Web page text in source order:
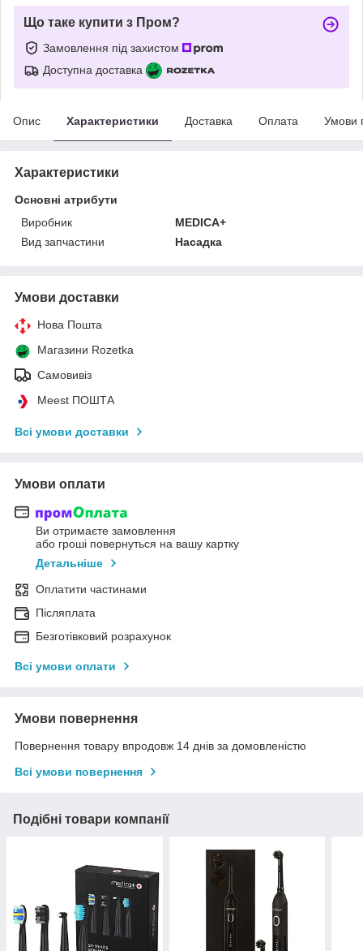
Що таке купити з Пром?
Замовлення під захистом
Доступна доставка
Опис Характеристики Доставка Оплата Умови
Характеристики
Основні атрибути
Виробник
MEDICA+
Вид запчастини
Насадка
Умови доставки
Нова Пошта
Магазини Rozetka
Самовивіз
Meest ПОШТА
Всі умови доставки
Умови оплати
Ви отримаєте замовлення
або гроші повернуться на вашу картку
Детальніше
Оплатити частинами
Післяплата
Безготівковий розрахунок
Всі умови оплати
Умови повернення
Повернення товару впродовж 14 днів за домовленістю
Всі умови повернення
Подібні товари компанії